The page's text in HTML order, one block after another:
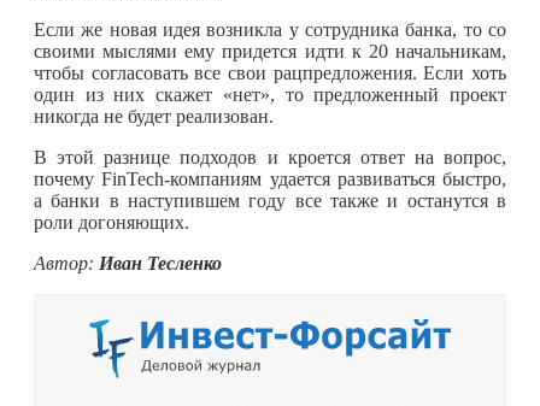
Если же новая идея возникла у сотрудника банка, то со
своими мыслями ему придется идти к 20 начальникам,
чтобы согласовать все свои рацпредложения. Если хоть
один из них скажет «нет», то предложенный проект
никогда не будет реализован.
В этой разнице подходов и кроется ответ на вопрос,
почему FinTech-компаниям удается развиваться быстро,
а банки в наступившем году все также и останутся в
роли догоняющих.
Автор: Иван Тесленко